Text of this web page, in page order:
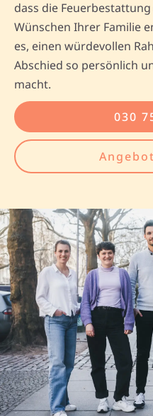
dass die
Wünschen Ihrer Familie
es, einen würdevollen
Abschied so persönlich
macht.
030